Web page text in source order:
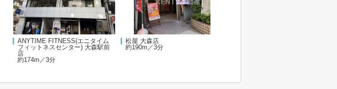
ANYTIME FITNESS(エニタイム
フィットネスセンター) 大森駅前
店
約174m／3分
松屋 大森店
約190m／3分